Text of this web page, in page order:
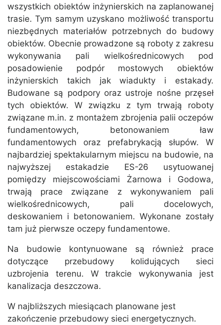
wszystkich obiektów inżynierskich na zaplanowanej
trasie. Tym samym uzyskano możliwość transportu
niezbędnych materiałów potrzebnych do budowy
obiektów. Obecnie prowadzone są roboty z zakresu
wykonywania pali wielkośrednicowych pod
posadowienie podpór mostowych obiektów
inżynierskich takich jak wiadukty i estakady.
Budowane są podpory oraz ustroje nośne przęseł
tych obiektów. W związku z tym trwają roboty
związane m.in. z montażem zbrojenia palii oczepów
fundamentowych, betonowaniem ław
fundamentowych oraz prefabrykacją słupów. W
najbardziej spektakularnym miejscu na budowie, na
najwyższej estakadzie ES-26 usytuowanej
pomiędzy miejscowościami Żarnowa i Godowa,
trwają prace związane z wykonywaniem pali
wielkośrednicowych, pali docelowych,
deskowaniem i betonowaniem. Wykonane zostały
tam już pierwsze oczepy fundamentowe.
Na budowie kontynuowane są również prace
dotyczące przebudowy kolidujących sieci
uzbrojenia terenu. W trakcie wykonywania jest
kanalizacja deszczowa.
W najbliższych miesiącach planowane jest
zakończenie przebudowy sieci energetycznych.